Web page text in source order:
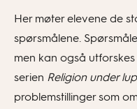
Her møter elevene de
spørsmålene.
men kan også
serien Religion under
problemstillinger som